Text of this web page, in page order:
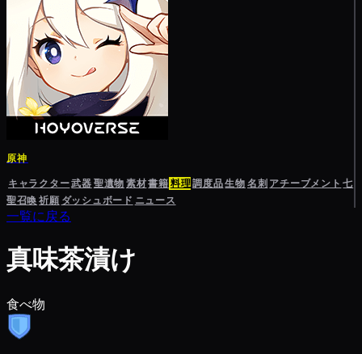
原神
キャラクター武器聖遺物素材書籍料理調度品生物名刺 アチーブメント 七
聖召喚祈願 ダッシュボード ニュース
一覧に戻る
真味茶漬け
食べ物